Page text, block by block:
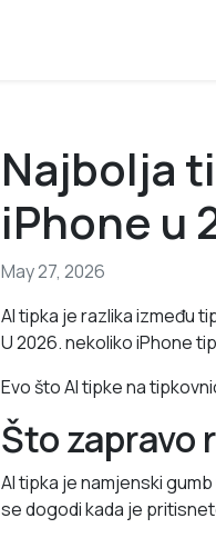
Najbolja
iPhone u
May 27, 2026
AI tipka je razlika između
U 2026. nekoliko iPhone
Evo što AI tipke na
Što zapravo
AI tipka je namjenski
se dogodi kada je